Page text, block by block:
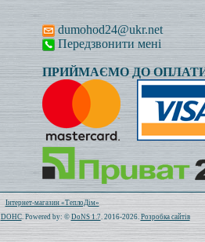
dumohod24@ukr.net
Передзвонити мені
ПРИЙМАЄМО ДО
Інтернет-магазин «ТеплоДім»
DOHC. Powered by: © DoNS 1.7. 2016-2026. Розробка сайтів